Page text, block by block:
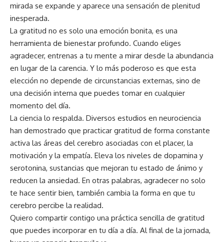
mirada se expande y aparece una sensación de plenitud
inesperada.
La gratitud no es solo una emoción bonita, es una
herramienta de bienestar profundo. Cuando eliges
agradecer, entrenas a tu mente a mirar desde la abundancia
en lugar de la carencia. Y lo más poderoso es que esta
elección no depende de circunstancias externas, sino de
una decisión interna que puedes tomar en cualquier
momento del día.
La ciencia lo respalda. Diversos estudios en neurociencia
han demostrado que practicar gratitud de forma constante
activa las áreas del cerebro asociadas con el placer, la
motivación y la empatía. Eleva los niveles de dopamina y
serotonina, sustancias que mejoran tu estado de ánimo y
reducen la ansiedad. En otras palabras, agradecer no solo
te hace sentir bien, también cambia la forma en que tu
cerebro percibe la realidad.
Quiero compartir contigo una práctica sencilla de gratitud
que puedes incorporar en tu día a día. Al final de la jornada,